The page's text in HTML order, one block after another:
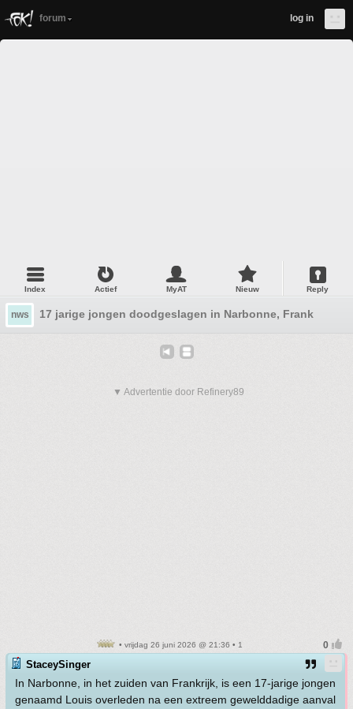
forum log in
Index Actief MyAT Nieuw Reply
nws 17 jarige jongen doodgeslagen in Narbonne, Frankrijk #2
▼ Advertentie door Refinery89
• vrijdag 26 juni 2026 @ 21:36 • 1
StaceySinger
In Narbonne, in het zuiden van Frankrijk, is een 17-jarige jongen
genaamd Louis overleden na een extreem gewelddadige aanval